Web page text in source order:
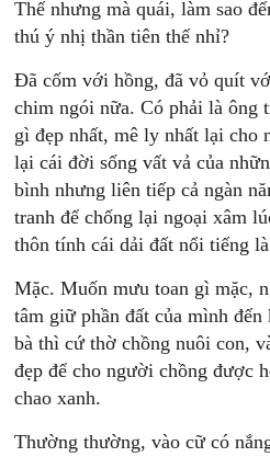
Thế nhưng mà quái, làm sao
thú ý nhị thần tiên thế nhỉ?
Đã cốm với hồng, đã vỏ quít
chim ngói nữa. Có phải là ông
gì đẹp nhất, mê ly nhất lại cho
lại cái đời sống vất vả của
bình nhưng liên tiếp cả ngàn
tranh để chống lại ngoại xâm
thôn tính cái dải đất nổi tiếng
Mặc. Muốn mưu toan gì mặc,
tâm giữ phần đất của mình
bà thì cứ thờ chồng nuôi con,
đẹp để cho người chồng được
chao xanh.
Thường thường, vào cữ có